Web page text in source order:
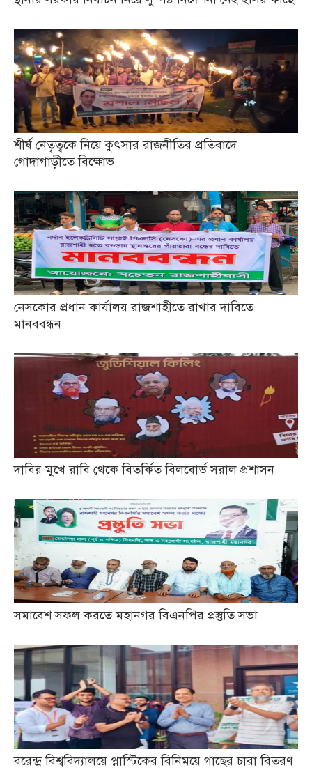
শীর্ষ নেতৃত্বকে নিয়ে কুৎসার রাজনীতির প্রতিবাদে
গোদাগাড়ীতে বিক্ষোভ
নেসকোর প্রধান কার্যালয় রাজশাহীতে রাখার দাবিতে
মানববন্ধন
দাবির মুখে রাবি থেকে বিতর্কিত বিলবোর্ড সরাল প্রশাসন
সমাবেশ সফল করতে মহানগর বিএনপির প্রস্তুতি সভা
বরেন্দ্র বিশ্ববিদ্যালয়ে প্লাস্টিকের বিনিময়ে গাছের চারা বিতরণ